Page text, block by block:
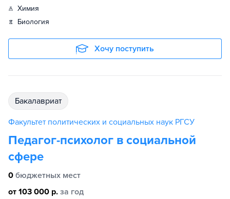
химия
биология
Хочу поступить
бакалавриат
Факультет политических и социальных наук РГСУ
Педагог-психолог в социальной
сфере
0 бюджетных мест
от 103 000 р. за год